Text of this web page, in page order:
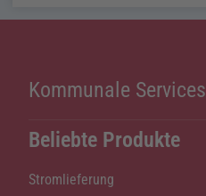
Kommunale Services
Beliebte Produkte
Stromlieferung